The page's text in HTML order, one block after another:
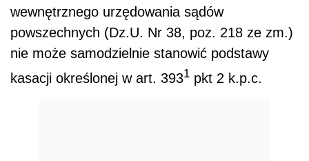
wewnętrznego urzędowania sądów
powszechnych (Dz.U. Nr 38, poz. 218 ze zm.)
nie może samodzielnie stanowić podstawy
kasacji określonej w art. 3931 pkt 2 k.p.c.